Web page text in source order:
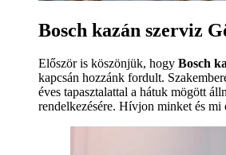
Bosch kazán szerviz
Először is köszönjük, hogy Bosch
kapcsán hozzánk fordult.
éves tapasztalattal a hátuk mögött
rendelkezésére. Hívjon minket és mi